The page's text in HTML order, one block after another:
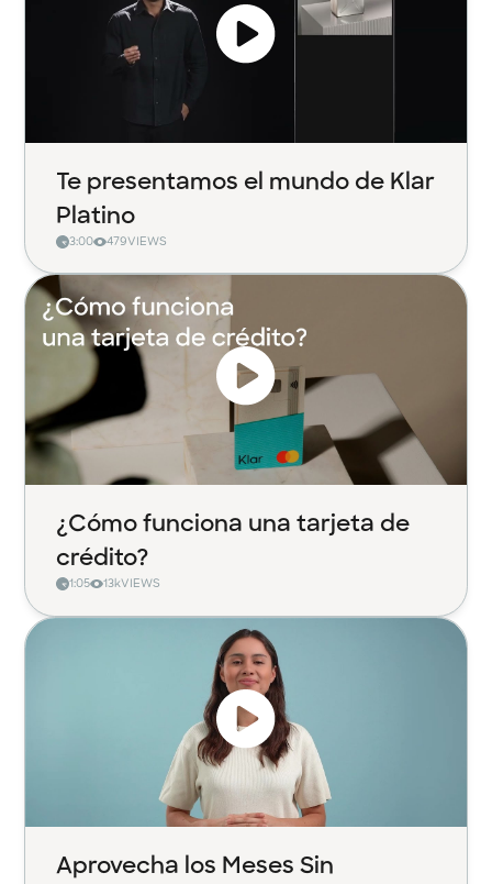
Te presentamos el mundo de Klar
Platino
3:00 479VIEWS
¿Cómo funciona una tarjeta de
crédito?
1:05 13kVIEWS
Aprovecha los Meses Sin